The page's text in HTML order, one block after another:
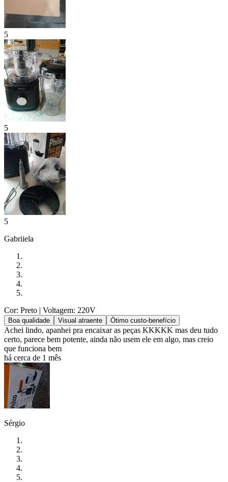
5
5
5
Gabriiela
Cor: Preto | Voltagem: 220V
Boa qualidade Visual atraente Ótimo custo-benefício
Achei lindo, apanhei pra encaixar as peças KKKKK mas deu tudo
certo, parece bem potente, ainda não usem ele em algo, mas creio
que funciona bem
há cerca de 1 mês
Sérgio